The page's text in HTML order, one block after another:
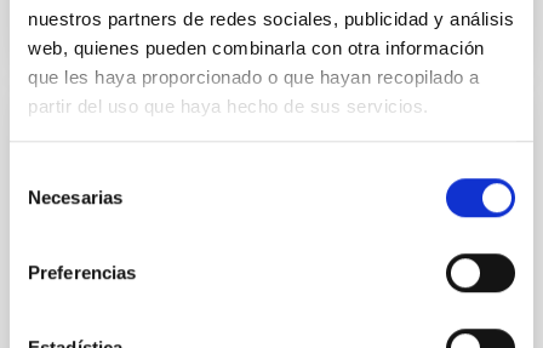
nuestros partners de redes sociales, publicidad y análisis
web, quienes pueden combinarla con otra información
que les haya proporcionado o que hayan recopilado a
partir del uso que haya hecho de sus servicios.
Necesarias
Preferencias
NÚMERO DE CITAS
SIN ÁRBITRO
Habitable Worlds
(SMBH) activity on habitability has garnered
(AGN) winds, particularly ultrafast outflows (UFOs),